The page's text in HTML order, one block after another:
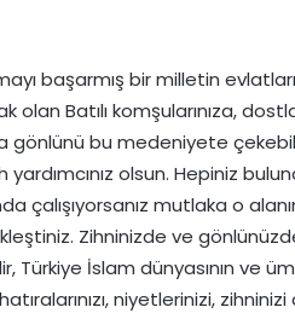
başarmış bir milletin
Batılı komşularınıza,
gönlünü bu medeniyete
olsun. Hepiniz
çalışıyorsanız mutlaka o
Zihninizde ve
Türkiye İslam dünyasının ve
niyetlerinizi,